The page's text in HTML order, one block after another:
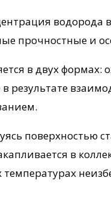
водорода
прочностные и
в двух
результате
поверхностью
в